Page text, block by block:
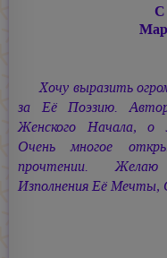
С
Хочу выразить
за Её Поэзию.
Женского Начала,
Очень многое
прочтении.
Изполнения Её Мечты,